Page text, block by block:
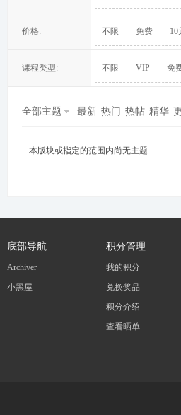
价格: 不限 免费 10
课程类型: 不限 VIP 免
全部主题 最新 热门 热帖 精华
本版块或指定的范围内尚无主题
底部导航
Archiver
小黑屋
积分管理
我的积分
兑换奖品
积分介绍
查看晒单